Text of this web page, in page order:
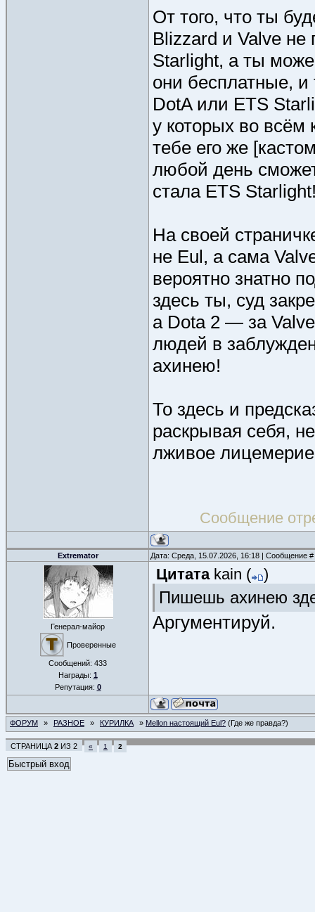
От того, что ты
Blizzard и Valve не
Starlight, а ты
они бесплатные, и
DotA или ETS
у которых во
тебе его же
любой день
стала ETS
На своей
не Eul, а сама
вероятно знатно
здесь ты, суд
а Dota 2 — за
людей в
ахинею!
То здесь и
раскрывая себя,
лживое
Сообщение
Extremator Дата: Среда, 15.07.2026, 16:18 | Сообщение #
Генерал-майор
Проверенные
Сообщений: 433
Награды: 1
Репутация: 0
Цитата kain ( )
Пишешь ахинею
Аргументируй.
ФОРУМ » РАЗНОЕ » КУРИЛКА » Mellon настоящий Eul? (Где же правда?)
СТРАНИЦА 2 ИЗ 2 « 1 2